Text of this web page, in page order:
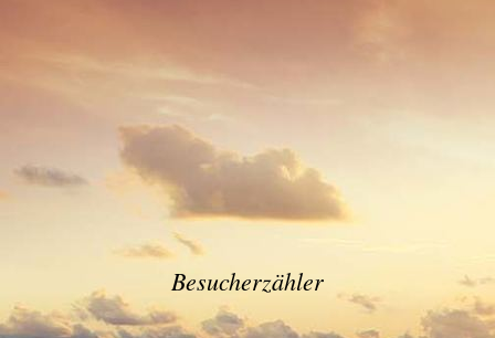
Besucherzähler